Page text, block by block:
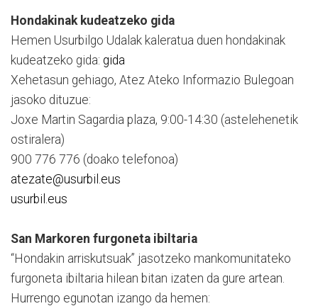
Hondakinak kudeatzeko gida
Hemen Usurbilgo Udalak kaleratua duen hondakinak
kudeatzeko gida: gida
Xehetasun gehiago, Atez Ateko Informazio Bulegoan
jasoko dituzue:
Joxe Martin Sagardia plaza, 9:00-14:30 (astelehenetik
ostiralera)
900 776 776 (doako telefonoa)
atezate@usurbil.eus
usurbil.eus
San Markoren furgoneta ibiltaria
“Hondakin arriskutsuak” jasotzeko mankomunitateko
furgoneta ibiltaria hilean bitan izaten da gure artean.
Hurrengo egunotan izango da hemen: